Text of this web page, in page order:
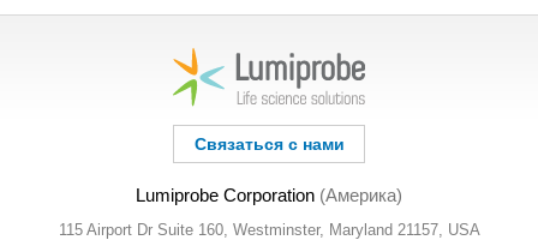
Связаться с нами
Lumiprobe Corporation (Америка)
115 Airport Dr Suite 160, Westminster, Maryland 21157, USA